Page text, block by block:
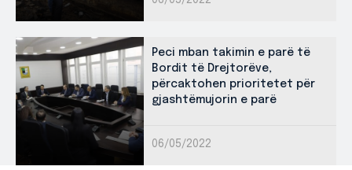
Peci mban takimin e parë të
Bordit të Drejtorëve,
përcaktohen prioritetet për
gjashtëmujorin e parë
06/05/2022